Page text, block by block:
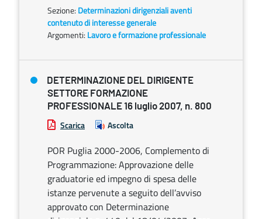
Sezione: Determinazioni dirigenziali aventi
contenuto di interesse generale
Argomenti: Lavoro e formazione professionale
DETERMINAZIONE DEL DIRIGENTE
SETTORE FORMAZIONE
PROFESSIONALE 16 luglio 2007, n. 800
Scarica Ascolta
POR Puglia 2000-2006, Complemento di
Programmazione: Approvazione delle
graduatorie ed impegno di spesa delle
istanze pervenute a seguito dell’avviso
approvato con Determinazione